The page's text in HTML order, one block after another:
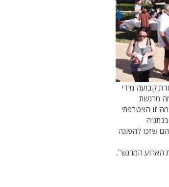
קבועה מידי
מרגשת
זו הצטרפתי
שזכו להפוגה
הארוע המרגש".